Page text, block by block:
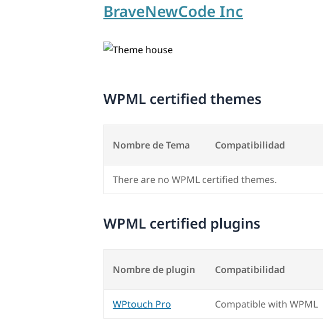
BraveNewCode Inc
WPML certified themes
Nombre de Tema Compatibilidad
There are no WPML certified themes.
WPML certified plugins
Nombre de plugin Compatibilidad
WPtouch Pro Compatible with WPML